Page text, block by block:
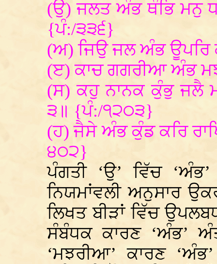
(ਉ) ਜਲਤ ਅੰਭ ਥੰਭਿ ਮਨੁ
{ਪੰ:/੩੩੬}
(ਅ) ਜਿਉ ਜਲ ਅੰਭ ਊਪਰਿ
(ੲ) ਕਾਚ ਗਗਰੀਆ ਅੰਭ
(ਸ) ਕਹੁ ਨਾਨਕ ਕੁੰਭੁ ਜਲੈ
੩॥ {ਪੰ:/੧੨੦੩}
(ਹ) ਜੈਸੇ ਅੰਭ ਕੁੰਡ ਕਰਿ
੪੦੨}
ਪੰਗਤੀ ‘ਉ’ ਵਿੱਚ
ਨਿਯਮਾਂਵਲੀ ਅਨੁਸਾਰ
ਲਿਖਤ ਬੀੜਾਂ ਵਿੱਚ
ਸੰਬੰਧਕ ਕਾਰਣ ‘ਅੰਭ’
‘ਮਝਰੀਆ’ ਕਾਰਣ